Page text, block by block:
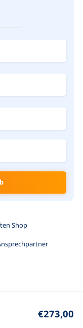
Shop
€273,00